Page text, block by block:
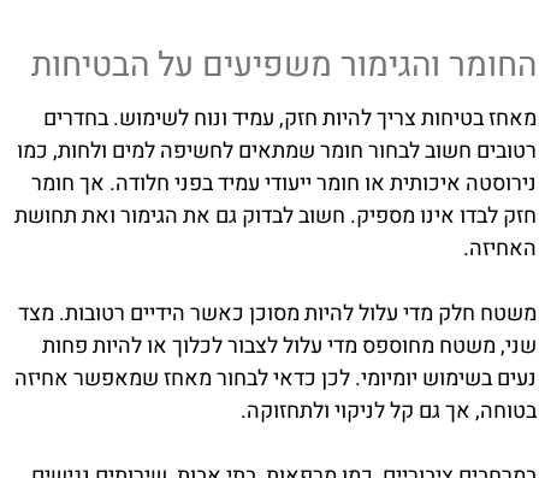
החומר והגימור משפיעים על הבטיחות
מאחז בטיחות צריך להיות חזק, עמיד ונוח לשימוש. בחדרים
רטובים חשוב לבחור חומר שמתאים לחשיפה למים ולחות, כמו
נירוסטה איכותית או חומר ייעודי עמיד בפני חלודה. אך חומר
חזק לבדו אינו מספיק. חשוב לבדוק גם את הגימור ואת תחושת
האחיזה.
משטח חלק מדי עלול להיות מסוכן כאשר הידיים רטובות. מצד
שני, משטח מחוספס מדי עלול לצבור לכלוך או להיות פחות
נעים בשימוש יומיומי. לכן כדאי לבחור מאחז שמאפשר אחיזה
בטוחה, אך גם קל לניקוי ולתחזוקה.